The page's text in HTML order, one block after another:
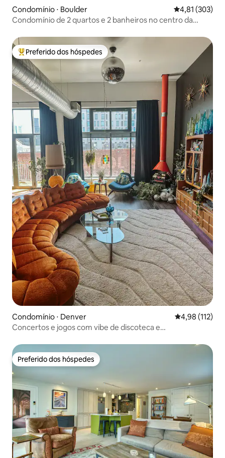
Condomínio ⋅ Boulder 4,81 de uma
4,81 (303)
Condomínio de 2 quartos e 2 banheiros no centro da
Entre os melhores preferidos dos hóspedes
Preferido dos hóspedes
Condomínio ⋅ Denver 4,98 de uma
4,98 (112)
Concertos e jogos com vibe de discoteca e
Preferido dos hóspedes
Preferido dos hóspedes